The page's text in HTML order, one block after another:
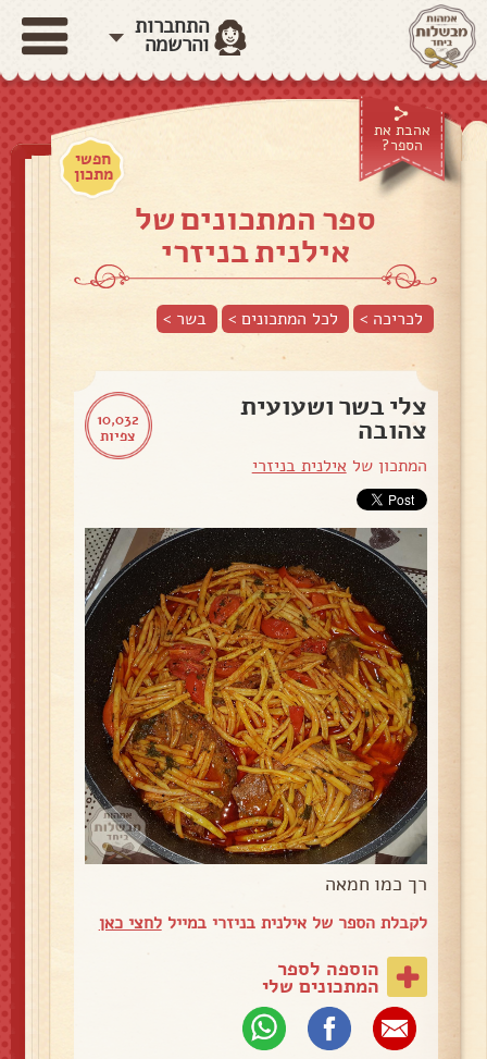
התחברות
והרשמה
אהבת את
הספר?
חפשי
מתכון
ספר המתכונים של
אילנית בניזרי
לכריכה > לכל המתכונים > בשר >
10,032
צפיות
צלי בשר ושעועית
צהובה
המתכון של אילנית בניזרי
רך כמו חמאה
לקבלת הספר של אילנית בניזרי במייללחצי כאן
הוספה לספר
המתכונים שלי